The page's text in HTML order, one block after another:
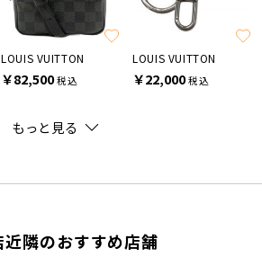
LOUIS VUITTON
￥82,500税込
LOUIS VUITTON
￥22,000税込
もっと見る
隣のおすすめ店舗